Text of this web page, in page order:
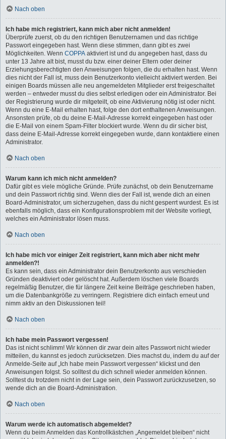
Nach oben
Ich habe mich registriert, kann mich aber nicht anmelden!
Überprüfe zuerst, ob du den richtigen Benutzernamen und das richtige
Passwort eingegeben hast. Wenn diese stimmen, dann gibt es zwei
Möglichkeiten. Wenn COPPA aktiviert ist und du angegeben hast, dass du
unter 13 Jahre alt bist, musst du bzw. einer deiner Eltern oder deiner
Erziehungsberechtigten den Anweisungen folgen, die du erhalten hast. Wenn
dies nicht der Fall ist, muss dein Benutzerkonto vielleicht aktiviert werden. Bei
einigen Boards müssen alle neu angemeldeten Mitglieder erst freigeschaltet
werden – entweder musst du dies selbst erledigen oder ein Administrator. Bei
der Registrierung wurde dir mitgeteilt, ob eine Aktivierung nötig ist oder nicht.
Wenn du eine E-Mail erhalten hast, folge den dort enthaltenen Anweisungen.
Ansonsten prüfe, ob du deine E-Mail-Adresse korrekt eingegeben hast oder
die E-Mail von einem Spam-Filter blockiert wurde. Wenn du dir sicher bist,
dass deine E-Mail-Adresse korrekt eingegeben wurde, dann kontaktiere einen
Administrator.
Nach oben
Warum kann ich mich nicht anmelden?
Dafür gibt es viele mögliche Gründe. Prüfe zunächst, ob dein Benutzername
und dein Passwort richtig sind. Wenn dies der Fall ist, wende dich an einen
Board-Administrator, um sicherzugehen, dass du nicht gesperrt wurdest. Es ist
ebenfalls möglich, dass ein Konfigurationsproblem mit der Website vorliegt,
welches ein Administrator lösen muss.
Nach oben
Ich habe mich vor einiger Zeit registriert, kann mich aber nicht mehr
anmelden?!
Es kann sein, dass ein Administrator dein Benutzerkonto aus verschieden
Gründen deaktiviert oder gelöscht hat. Außerdem löschen viele Boards
regelmäßig Benutzer, die für längere Zeit keine Beiträge geschrieben haben,
um die Datenbankgröße zu verringern. Registriere dich einfach erneut und
nimm aktiv an den Diskussionen teil!
Nach oben
Ich habe mein Passwort vergessen!
Das ist nicht schlimm! Wir können dir zwar dein altes Passwort nicht wieder
mitteilen, du kannst es jedoch zurücksetzen. Dies machst du, indem du auf der
Anmelde-Seite auf „Ich habe mein Passwort vergessen“ klickst und den
Anweisungen folgst. So solltest du dich schnell wieder anmelden können.
Solltest du trotzdem nicht in der Lage sein, dein Passwort zurückzusetzen, so
wende dich an die Board-Administration.
Nach oben
Warum werde ich automatisch abgemeldet?
Wenn du beim Anmelden das Kontrollkästchen „Angemeldet bleiben“ nicht